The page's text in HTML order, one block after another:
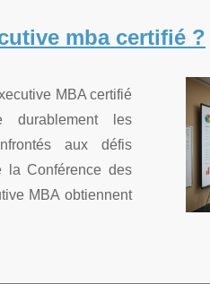
mba certifié ?
MBA certifié
durablement les
aux défis
la Conférence des
MBA obtiennent